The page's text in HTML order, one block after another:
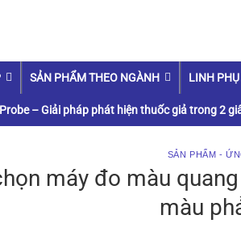
SẢN PHẨM THEO NGÀNH LINH
– Giải pháp phát hiện thuốc giả trong 2
SẢN PHẨM -
máy đo màu
màu